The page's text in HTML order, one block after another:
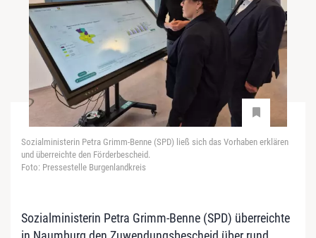
Sozialministerin Petra Grimm-Benne (SPD) ließ sich das Vorhaben erklären
und überreichte den Förderbescheid.
Foto: Pressestelle Burgenlandkreis
Sozialministerin Petra Grimm-Benne (SPD) überreichte